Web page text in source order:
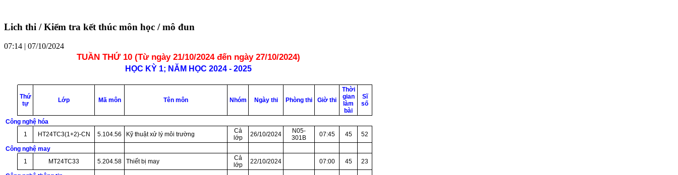
Lich thi / Kiểm tra kết thúc môn học / mô đun
07:14 | 07/10/2024
TUẦN THỨ 10 (Từ ngày 21/10/2024 đến ngày 27/10/2024)
HỌC KỲ 1; NĂM HỌC 2024 - 2025
Thứ
tự
Lớp Mã môn Tên môn Nhóm Ngày thi Phòng thi Giờ thi
Thời
gian
làm
bài
Sĩ
số
Công nghệ hóa
1
HT24TC3(1+2)-CN 5.104.56 Kỹ thuật xử lý môi trường
Cả
lớp
26/10/2024
N05-
301B
07:45 45 52
Công nghệ may
1
MT24TC33 5.204.58 Thiết bị may
Cả
lớp
22/10/2024 07:00 45 23